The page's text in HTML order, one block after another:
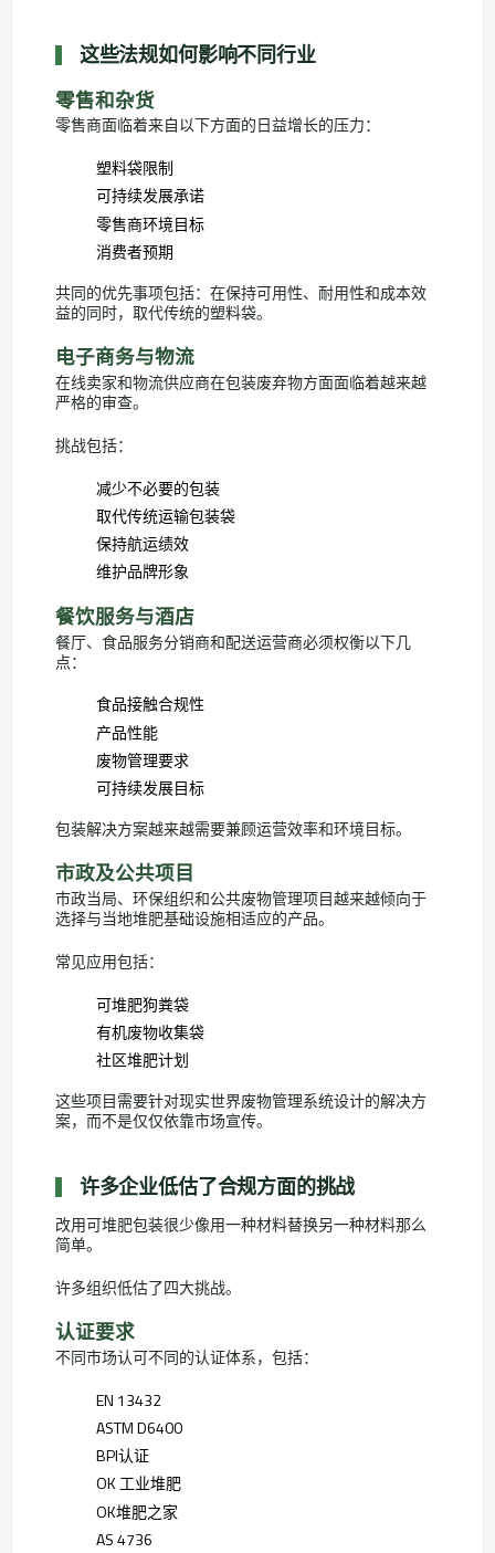
这些法规如何影响不同行业
零售和杂货
零售商面临着来自以下方面的日益增长的压力：
塑料袋限制
可持续发展承诺
零售商环境目标
消费者预期
共同的优先事项包括：在保持可用性、耐用性和成本效
益的同时，取代传统的塑料袋。
电子商务与物流
在线卖家和物流供应商在包装废弃物方面面临着越来越
严格的审查。
挑战包括：
减少不必要的包装
取代传统运输包装袋
保持航运绩效
维护品牌形象
餐饮服务与酒店
餐厅、食品服务分销商和配送运营商必须权衡以下几
点：
食品接触合规性
产品性能
废物管理要求
可持续发展目标
包装解决方案越来越需要兼顾运营效率和环境目标。
市政及公共项目
市政当局、环保组织和公共废物管理项目越来越倾向于
选择与当地堆肥基础设施相适应的产品。
常见应用包括：
可堆肥狗粪袋
有机废物收集袋
社区堆肥计划
这些项目需要针对现实世界废物管理系统设计的解决方
案，而不是仅仅依靠市场宣传。
许多企业低估了合规方面的挑战
改用可堆肥包装很少像用一种材料替换另一种材料那么
简单。
许多组织低估了四大挑战。
认证要求
不同市场认可不同的认证体系，包括：
EN 13432
ASTM D6400
BPI认证
OK 工业堆肥
OK堆肥之家
AS 4736